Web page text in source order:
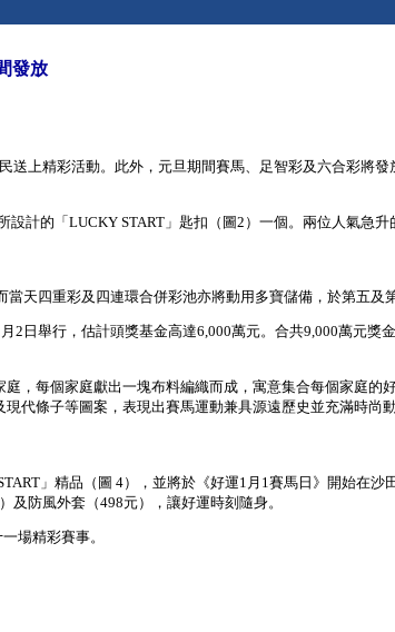
發放
上精彩活動。此外，元旦期間賽馬、足智彩及六合彩將發
計的「LUCKY START」匙扣（圖2）一個。兩位人氣急
天四重彩及四連環合併彩池亦將動用多寶儲備，於第五及
日舉行，估計頭獎基金高達6,000萬元。合共9,000萬元獎
，每個家庭獻出一塊布料編織而成，寓意集合每個家庭的
代條子等圖案，表現出賽馬運動兼具源遠歷史並充滿時尚
」精品（圖 4），並將於《好運1月1賽馬日》開始在沙
防風外套（498元），讓好運時刻隨身。
場精彩賽事。